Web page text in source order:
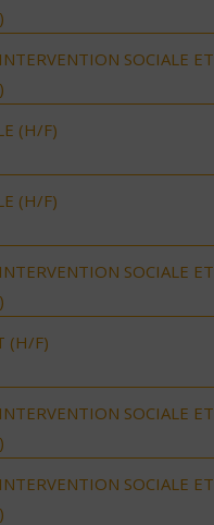
SOCIALE ET
(H/F)
(H/F)
SOCIALE ET
(H/F)
SOCIALE ET
SOCIALE ET